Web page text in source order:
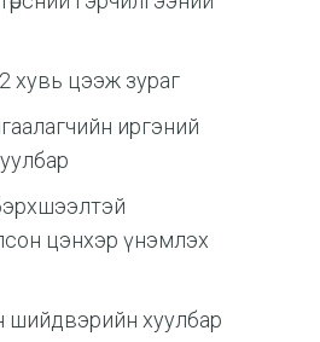
хувь цээж зураг
иргэний
цэнхэр үнэмлэх
хуулбар